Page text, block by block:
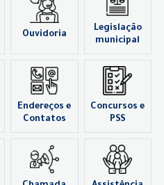
Ouvidoria
Legislação
municipal
Endereços e
Contatos
Concursos e
PSS